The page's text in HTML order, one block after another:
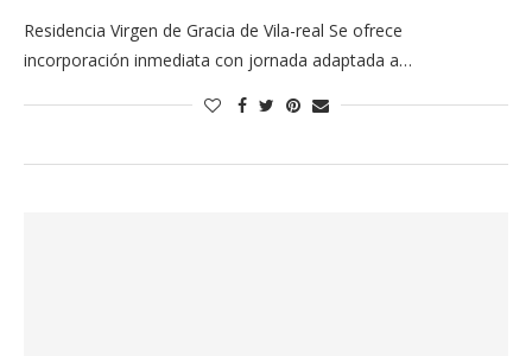
Residencia Virgen de Gracia de Vila-real Se ofrece
incorporación inmediata con jornada adaptada a…